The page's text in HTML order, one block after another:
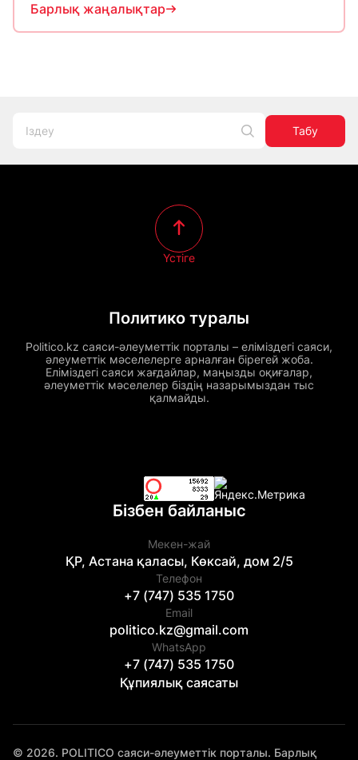
Барлық жаңалықтар
Табу
Политико туралы
Politico.kz саяси-әлеуметтік порталы – еліміздегі саяси,
әлеуметтік мәселелерге арналған бірегей жоба.
Еліміздегі саяси жағдайлар, маңызды оқиғалар,
әлеуметтік мәселелер біздің назарымыздан тыс
қалмайды.
Үстіге
Бізбен байланыс
Мекен-жай
ҚР, Астана қаласы, Көксай, дом 2/5
Телефон
+7 (747) 535 1750
Email
politico.kz@gmail.com
WhatsApp
+7 (747) 535 1750
Құпиялық саясаты
© 2026. POLITICO саяси-әлеуметтік порталы. Барлық